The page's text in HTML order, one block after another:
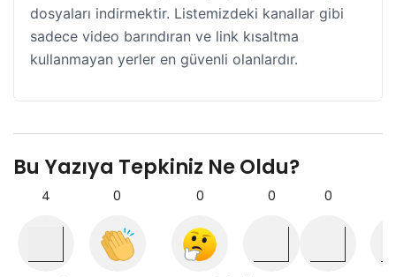
dosyaları indirmektir. Listemizdeki kanallar gibi
sadece video barındıran ve link kısaltma
kullanmayan yerler en güvenli olanlardır.
Bu Yazıya Tepkiniz Ne Oldu?
4 0 0 0 0